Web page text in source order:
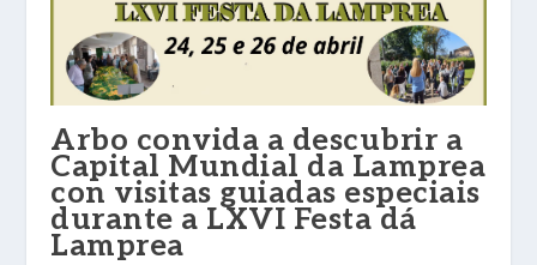
Arbo convida a descubrir a
Capital Mundial da Lamprea
con visitas guiadas especiais
durante a LXVI Festa dá
Lamprea